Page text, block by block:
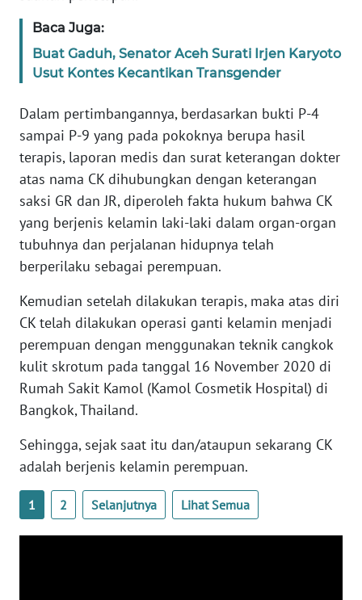
Baca Juga:
Buat Gaduh, Senator Aceh Surati Irjen Karyoto
Usut Kontes Kecantikan Transgender
Dalam pertimbangannya, berdasarkan bukti P-4
sampai P-9 yang pada pokoknya berupa hasil
terapis, laporan medis dan surat keterangan dokter
atas nama CK dihubungkan dengan keterangan
saksi GR dan JR, diperoleh fakta hukum bahwa CK
yang berjenis kelamin laki-laki dalam organ-organ
tubuhnya dan perjalanan hidupnya telah
berperilaku sebagai perempuan.
Kemudian setelah dilakukan terapis, maka atas diri
CK telah dilakukan operasi ganti kelamin menjadi
perempuan dengan menggunakan teknik cangkok
kulit skrotum pada tanggal 16 November 2020 di
Rumah Sakit Kamol (Kamol Cosmetik Hospital) di
Bangkok, Thailand.
Sehingga, sejak saat itu dan/ataupun sekarang CK
adalah berjenis kelamin perempuan.
1 2 Selanjutnya Lihat Semua
WN
NTB
WN
SULTENG
WN
SULBAR
WN
BABEL
WN
SUMBAR
WN
SUMSEL
WN
WN
LAMPUNG
WN